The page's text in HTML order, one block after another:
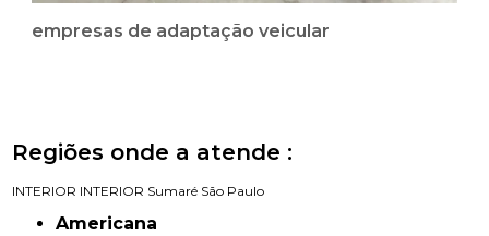
empresas de adaptação veicular
Regiões onde a atende :
INTERIOR INTERIOR Sumaré São Paulo
Americana